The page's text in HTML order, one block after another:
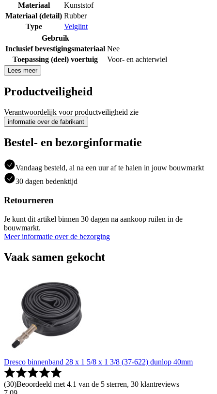
Materiaal
Kunststof
Materiaal (detail) Rubber
Type
Velglint
Gebruik
Inclusief bevestigingsmateriaal Nee
Toepassing (deel) voertuig
Voor- en achterwiel
Lees meer
Productveiligheid
Verantwoordelijk voor productveiligheid zie
informatie over de fabrikant
Bestel- en bezorginformatie
Vandaag besteld, al na een uur af te halen in jouw bouwmarkt
30 dagen bedenktijd
Retourneren
Je kunt dit artikel binnen 30 dagen na aankoop ruilen in de
bouwmarkt.
Meer informatie over de bezorging
Vaak samen gekocht
Dresco binnenband 28 x 1 5/8 x 1 3/8 (37-622) dunlop 40mm
(30)Beoordeeld met 4.1 van de 5 sterren, 30 klantreviews